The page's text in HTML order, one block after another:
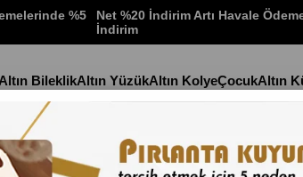
%5
Net %20 İndirim Artı Havale
İndirim
Altın BileklikAltın YüzükAltın KolyeÇocukAltın
Stok Kodu